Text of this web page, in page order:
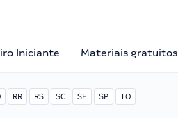
Iniciante Materiais gratuitos
RR RS SC SE SP TO